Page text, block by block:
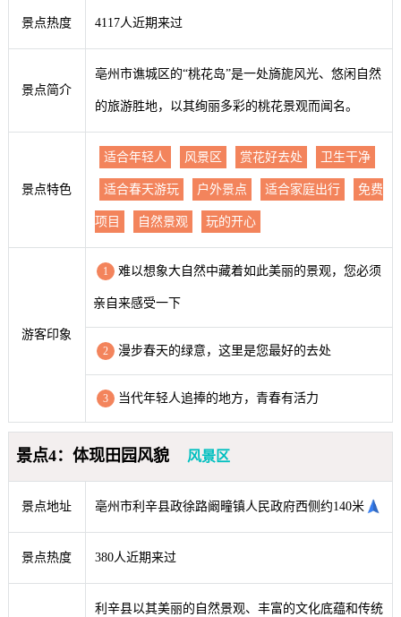
景点热度 4117人近期来过
景点简介
亳州市谯城区的“桃花岛”是一处旖旎风光、悠闲自然
的旅游胜地，以其绚丽多彩的桃花景观而闻名。
景点特色
适合年轻人 风景区 赏花好去处 卫生干净
适合春天游玩 户外景点 适合家庭出行 免费
项目 自然景观 玩的开心
游客印象
1 难以想象大自然中藏着如此美丽的景观，您必须
亲自来感受一下
2 漫步春天的绿意，这里是您最好的去处
3 当代年轻人追捧的地方，青春有活力
景点4：体现田园风貌 风景区
景点地址 亳州市利辛县政徐路阚疃镇人民政府西侧约140米
景点热度 380人近期来过
利辛县以其美丽的自然景观、丰富的文化底蕴和传统